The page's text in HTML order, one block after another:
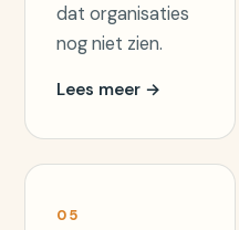
dat organisaties
nog niet zien.
Lees meer →
05